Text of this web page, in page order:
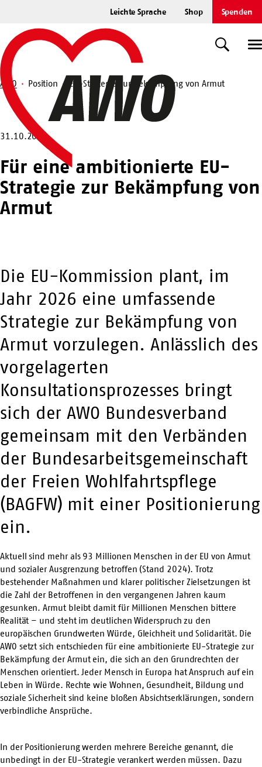
springen
Leichte Sprache Shop Spenden
Startseite
Suche
Suche
AWO Position EU-Strategie zur Bekämpfung von Armut
31.10.2025
Für eine ambitionierte EU-
Strategie zur Bekämpfung von
Armut
Die EU-Kommission plant, im
Jahr 2026 eine umfassende
Strategie zur Bekämpfung von
Armut vorzulegen. Anlässlich des
vorgelagerten
Konsultationsprozesses bringt
sich der AWO Bundesverband
gemeinsam mit den Verbänden
der Bundesarbeitsgemeinschaft
der Freien Wohlfahrtspflege
(BAGFW) mit einer Positionierung
ein.
Aktuell sind mehr als 93 Millionen Menschen in der EU von Armut
und sozialer Ausgrenzung betroffen (Stand 2024). Trotz
bestehender Maßnahmen und klarer politischer Zielsetzungen ist
die Zahl der Betroffenen in den vergangenen Jahren kaum
gesunken. Armut bleibt damit für Millionen Menschen bittere
Realität – und steht im deutlichen Widerspruch zu den
europäischen Grundwerten Würde, Gleichheit und Solidarität. Die
AWO setzt sich entschieden für eine ambitionierte EU-Strategie zur
Bekämpfung der Armut ein, die sich an den Grundrechten der
Menschen orientiert. Jeder Mensch in Europa hat Anspruch auf ein
Leben in Würde. Rechte wie Wohnen, Gesundheit, Bildung und
soziale Sicherheit sind keine bloßen Absichtserklärungen, sondern
verbindliche Ansprüche.
In der Positionierung werden mehrere Bereiche genannt, die
unbedingt in der EU-Strategie verankert werden müssen. Dazu